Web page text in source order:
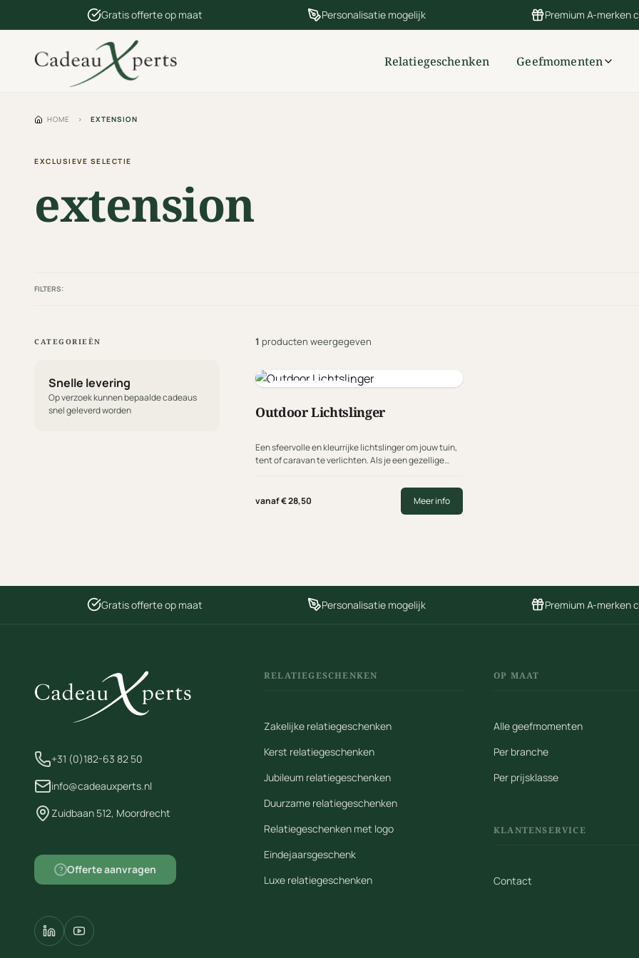
Gratis offerte op maat Personalisatie mogelijk Premium A-merken
Relatiegeschenken Geefmomenten
HOME › EXTENSION
EXCLUSIEVE SELECTIE
extension
FILTERS:
CATEGORIEËN
Snelle levering
Op verzoek kunnen bepaalde cadeaus
snel geleverd worden
1 producten weergegeven
Cotton Ball Lights
Outdoor Lichtslinger
Een sfeervolle en kleurrijke lichtslinger om jouw tuin,
tent of caravan te verlichten. Als je een gezellige
Lights de ideale combinatie van functionaliteit en
stijl.
vanaf € 28,50 Meer info
Gratis offerte op maat Personalisatie mogelijk Premium A-merken
+31 (0)182-63 82 50
info@cadeauxperts.nl
Zuidbaan 512, Moordrecht
? Offerte aanvragen
RELATIEGESCHENKEN
Zakelijke relatiegeschenken
Kerst relatiegeschenken
Jubileum relatiegeschenken
Duurzame relatiegeschenken
Relatiegeschenken met logo
Eindejaarsgeschenk
Luxe relatiegeschenken
OP MAAT
Alle geefmomenten
Per branche
Per prijsklasse
KLANTENSERVICE
Contact